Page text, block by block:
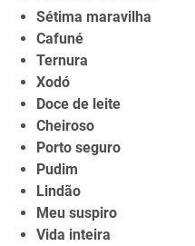
Sétima maravilha
Cafuné
Ternura
Xodó
Doce de leite
Cheiroso
Porto seguro
Pudim
Lindão
Meu suspiro
Vida inteira